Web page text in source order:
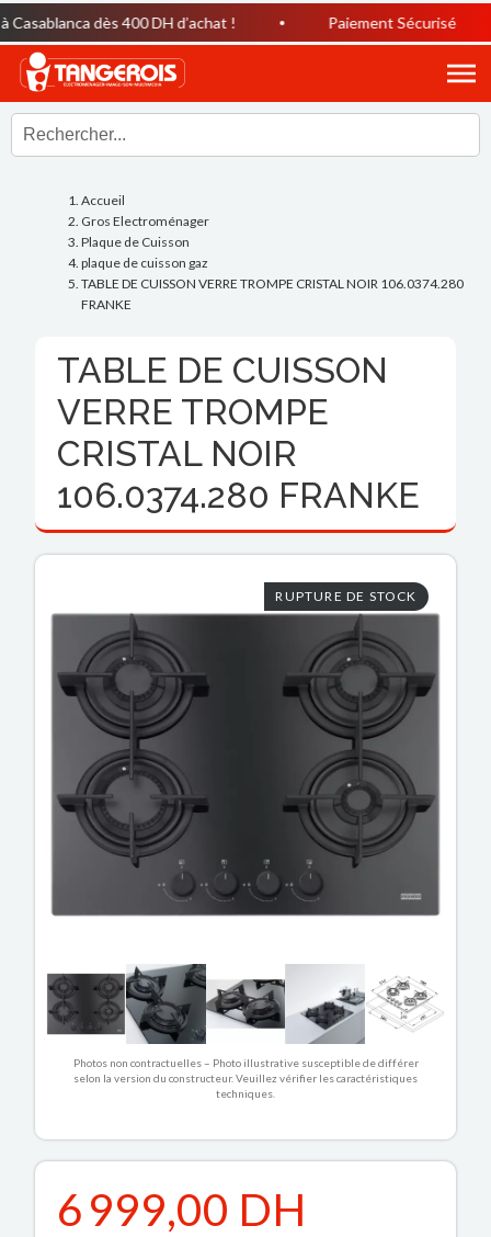
dès 400 DH d’achat ! Paiement Sécurisé
Accueil
Gros Electroménager
Plaque de Cuisson
plaque de cuisson gaz
TABLE DE CUISSON VERRE TROMPE CRISTAL NOIR 106.0374.280
FRANKE
TABLE DE CUISSON
VERRE TROMPE
CRISTAL NOIR
106.0374.280 FRANKE
RUPTURE DE STOCK
Photos non contractuelles – Photo illustrative susceptible de différer
selon la version du constructeur. Veuillez vérifier les caractéristiques
techniques.
6 999,00 DH